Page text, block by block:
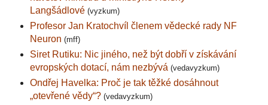
Langšádlové (vyzkum)
Profesor Jan Kratochvíl členem vědecké rady NF
Neuron (mff)
Siret Rutiku: Nic jiného, než být dobří v získávání
evropských dotací, nám nezbývá (vedavyzkum)
Ondřej Havelka: Proč je tak těžké dosáhnout
„otevřené vědy“? (vedavyzkum)